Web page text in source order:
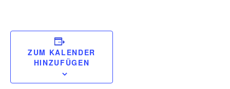
ZUM KALENDER
HINZUFÜGEN